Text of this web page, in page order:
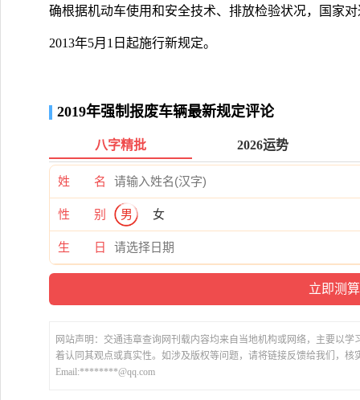
确根据机动车使用和安全技术、排放检验状况，国家
2013年5月1日起施行新规定。
2019年强制报废车辆最新规定评论
八字精批 2026运势
姓 名
性 别 男 女
生 日
网站声明：交通违章查询网刊载内容均来自当地机构或网络，主要以
着认同其观点或真实性。如涉及版权等问题，请将链接反馈给我们，核
Email:********@qq.com